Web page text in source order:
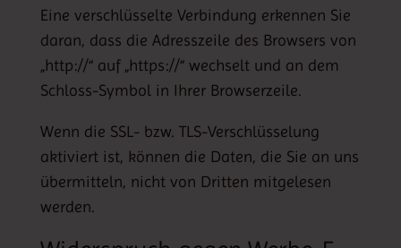
Eine verschlüsselte Verbindung erkennen Sie
daran, dass die Adresszeile des Browsers von
„http://“ auf „https://“ wechselt und an dem
Schloss-Symbol in Ihrer Browserzeile.
Wenn die SSL- bzw. TLS-Verschlüsselung
aktiviert ist, können die Daten, die Sie an uns
übermitteln, nicht von Dritten mitgelesen
werden.